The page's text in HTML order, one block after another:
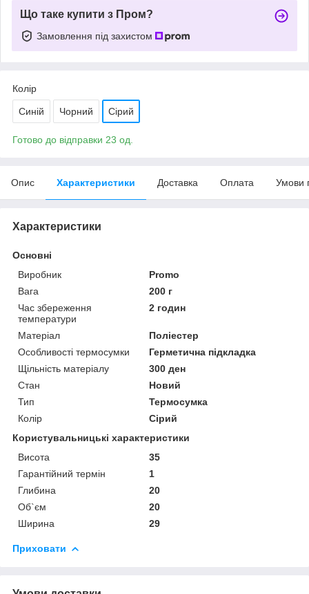
Що таке купити з Пром?
Замовлення під захистом
Колір
Синій Чорний Сірий
Готово до відправки 23 од.
Опис Характеристики Доставка Оплата Умови
Характеристики
Основні
Виробник
Promo
Вага
200 г
Час збереження
температури
2 годин
Матеріал
Поліестер
Особливості термосумки
Герметична підкладка
Щільність матеріалу
300 ден
Стан
Новий
Тип
Термосумка
Колір
Сірий
Користувальницькі характеристики
Висота
35
Гарантійний термін
1
Глибина
20
Об`єм
20
Ширина
29
Приховати